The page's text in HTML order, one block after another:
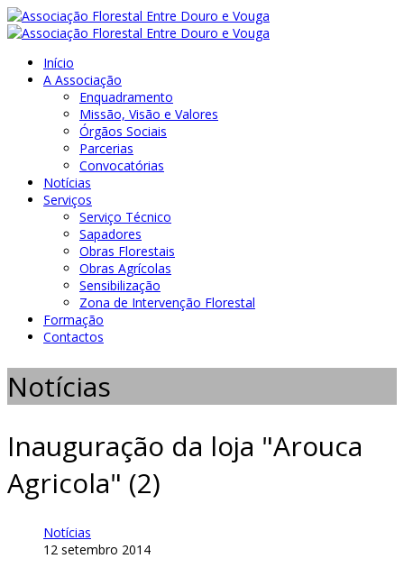
Início
A Associação
Enquadramento
Missão, Visão e Valores
Órgãos Sociais
Parcerias
Convocatórias
Notícias
Serviços
Serviço Técnico
Sapadores
Obras Florestais
Obras Agrícolas
Sensibilização
Zona de Intervenção Florestal
Formação
Contactos
Notícias
Inauguração da loja "Arouca
Agricola" (2)
Notícias
12 setembro 2014